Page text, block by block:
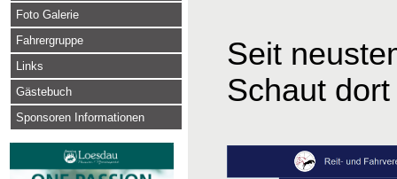
Foto Galerie
Fahrergruppe
Links
Gästebuch
Sponsoren Informationen
Seit
Schaut